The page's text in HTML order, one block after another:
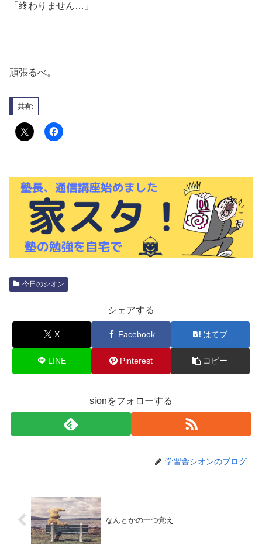
「終わりません…」
頑張るべ。
共有:
今日のシオン
シェアする
X Facebook はてブ
LINE Pinterest コピー
sionをフォローする
学習舎シオンのブログ
なんとかの一つ覚え